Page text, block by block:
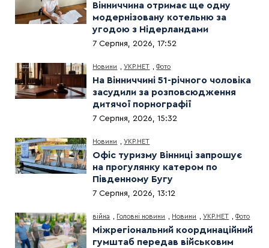
Вінниччина отримає ще одну
модернізовану котельню за
угодою з Нідерландами
7 Серпня, 2026, 17:52
Новини ,УКР.НЕТ ,Фото
На Вінниччині 51-річного чоловіка
засудили за розповсюдження
дитячої порнографії
7 Серпня, 2026, 15:32
Новини ,УКР.НЕТ
Офіс туризму Вінниці запрошує
на прогулянку катером по
Південному Бугу
7 Серпня, 2026, 13:12
війна Головні новини Новини ,УКР.НЕТ ,Фото
Міжрегіональний координаційний
гумштаб передав військовим